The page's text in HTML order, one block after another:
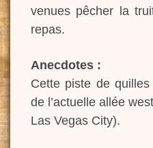
venues pêcher la
repas.
Anecdotes :
Cette piste de
de l’actuelle allée
Las Vegas City).